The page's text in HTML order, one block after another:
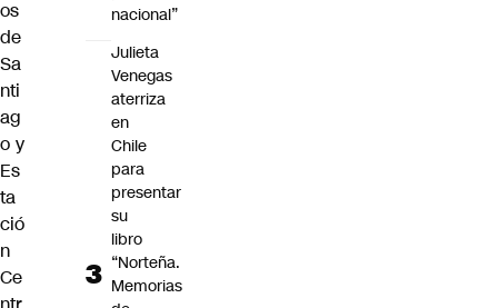
os
de
Sa
nti
ag
o y
Es
ta
ció
n
Ce
nacional”
Julieta
Venegas
aterriza
en
Chile
para
presentar
su
libro
“Norteña.
Memorias